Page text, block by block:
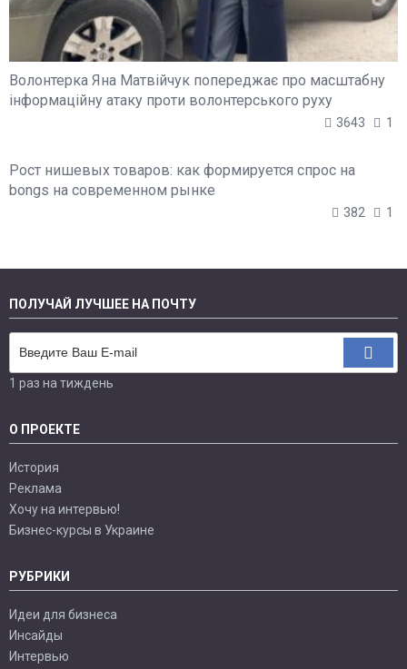
Волонтерка Яна Матвійчук попереджає про масштабну
інформаційну атаку проти волонтерського руху
3643 1
Рост нишевых товаров: как формируется спрос на
bongs на современном рынке
382 1
ПОЛУЧАЙ ЛУЧШЕЕ НА ПОЧТУ
1 раз на тиждень
О ПРОЕКТЕ
История
Реклама
Хочу на интервью!
Бизнес-курсы в Украине
РУБРИКИ
Идеи для бизнеса
Инсайды
Интервью